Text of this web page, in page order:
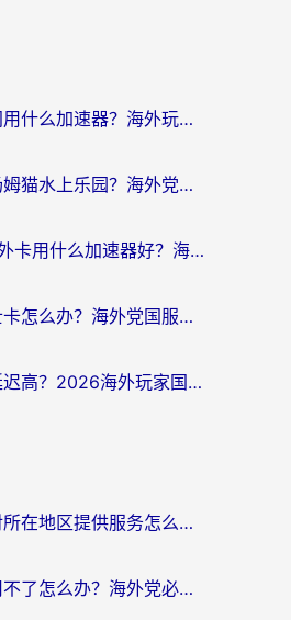
苹果打永劫无间用什么加速器？海外玩家亲测有效的国服游戏加速指南
比利时怎么玩汤姆猫水上乐园？海外党国服游戏加速终极指南（附无畏契约食之契约解决办法）
剑网3游戏在国外卡用什么加速器好？海外党亲测有效的国服游戏加速指南
打地下城与勇士卡怎么办？海外党国服游戏加速终极指南（附北美欧洲实测）
国外打新诛仙延迟高？2026海外玩家国服游戏加速器终极指南（附天龙八部闪耀暖暖实测）
爱奇艺暂时不对所在地区提供服务怎么办？海外党亲测有效的追剧解决方案
咪咕音乐国外用不了怎么办？海外党必备的国内内容访问全攻略